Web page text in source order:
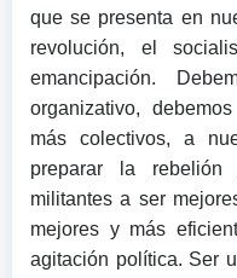
que se presenta en
revolución, el
emancipación.
organizativo,
más colectivos, a
preparar la rebelión
militantes a ser
mejores y más
agitación política. Ser